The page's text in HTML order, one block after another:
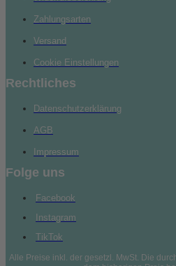
Zahlungsarten
Versand
Cookie Einstellungen
Rechtliches
Datenschutzerklärung
AGB
Impressum
Folge uns
Facebook
Instagram
TikTok
Alle Preise inkl. der gesetzl. MwSt. Die